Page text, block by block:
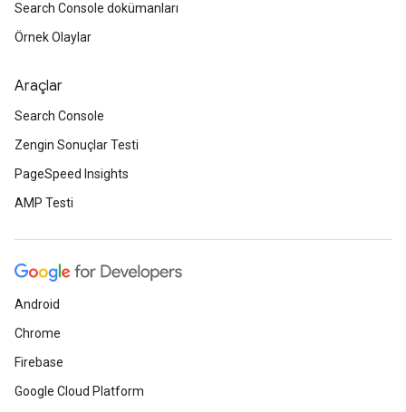
Search Console dokümanları
Örnek Olaylar
Araçlar
Search Console
Zengin Sonuçlar Testi
PageSpeed Insights
AMP Testi
Android
Chrome
Firebase
Google Cloud Platform